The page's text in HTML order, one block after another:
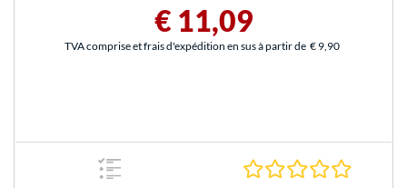
€ 11,09
TVA comprise et frais d'expédition en sus à partir de € 9,90